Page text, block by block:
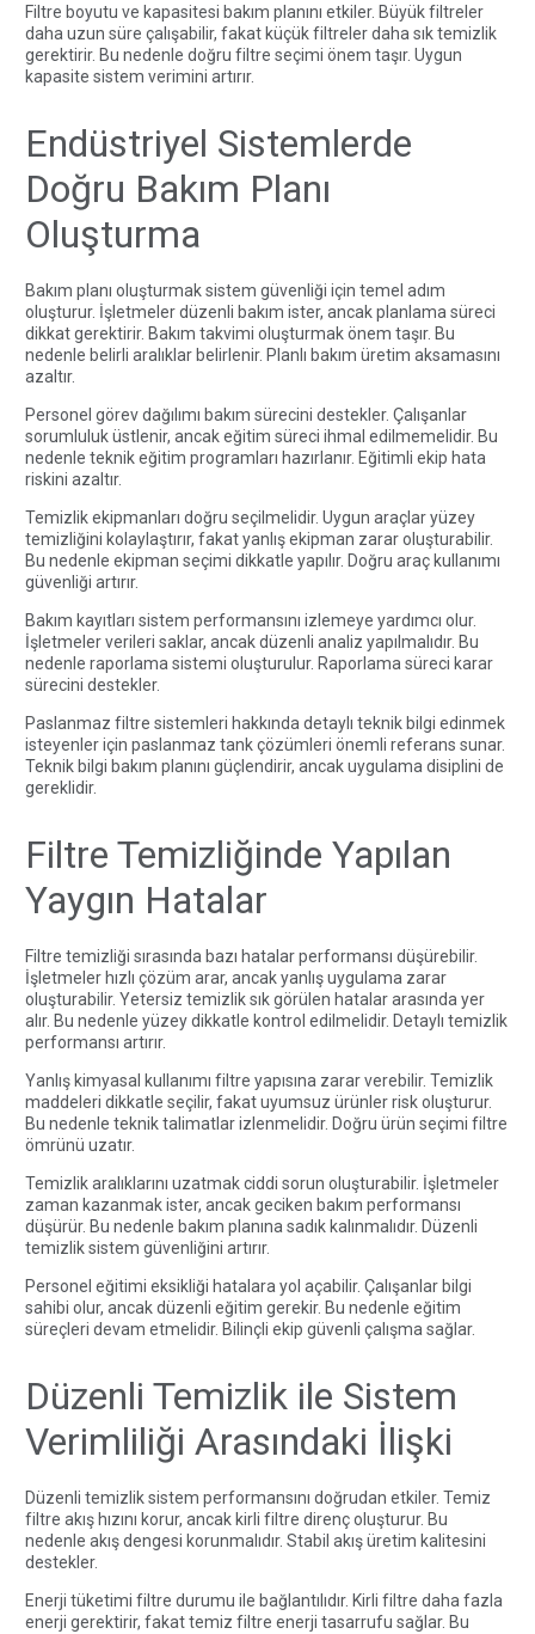
Filtre boyutu ve kapasitesi bakım planını etkiler. Büyük filtreler
daha uzun süre çalışabilir, fakat küçük filtreler daha sık temizlik
gerektirir. Bu nedenle doğru filtre seçimi önem taşır. Uygun
kapasite sistem verimini artırır.
Endüstriyel Sistemlerde
Doğru Bakım Planı
Oluşturma
Bakım planı oluşturmak sistem güvenliği için temel adım
oluşturur. İşletmeler düzenli bakım ister, ancak planlama süreci
dikkat gerektirir. Bakım takvimi oluşturmak önem taşır. Bu
nedenle belirli aralıklar belirlenir. Planlı bakım üretim aksamasını
azaltır.
Personel görev dağılımı bakım sürecini destekler. Çalışanlar
sorumluluk üstlenir, ancak eğitim süreci ihmal edilmemelidir. Bu
nedenle teknik eğitim programları hazırlanır. Eğitimli ekip hata
riskini azaltır.
Temizlik ekipmanları doğru seçilmelidir. Uygun araçlar yüzey
temizliğini kolaylaştırır, fakat yanlış ekipman zarar oluşturabilir.
Bu nedenle ekipman seçimi dikkatle yapılır. Doğru araç kullanımı
güvenliği artırır.
Bakım kayıtları sistem performansını izlemeye yardımcı olur.
İşletmeler verileri saklar, ancak düzenli analiz yapılmalıdır. Bu
nedenle raporlama sistemi oluşturulur. Raporlama süreci karar
sürecini destekler.
Paslanmaz filtre sistemleri hakkında detaylı teknik bilgi edinmek
isteyenler için paslanmaz tank çözümleri önemli referans sunar.
Teknik bilgi bakım planını güçlendirir, ancak uygulama disiplini de
gereklidir.
Filtre Temizliğinde Yapılan
Yaygın Hatalar
Filtre temizliği sırasında bazı hatalar performansı düşürebilir.
İşletmeler hızlı çözüm arar, ancak yanlış uygulama zarar
oluşturabilir. Yetersiz temizlik sık görülen hatalar arasında yer
alır. Bu nedenle yüzey dikkatle kontrol edilmelidir. Detaylı temizlik
performansı artırır.
Yanlış kimyasal kullanımı filtre yapısına zarar verebilir. Temizlik
maddeleri dikkatle seçilir, fakat uyumsuz ürünler risk oluşturur.
Bu nedenle teknik talimatlar izlenmelidir. Doğru ürün seçimi filtre
ömrünü uzatır.
Temizlik aralıklarını uzatmak ciddi sorun oluşturabilir. İşletmeler
zaman kazanmak ister, ancak geciken bakım performansı
düşürür. Bu nedenle bakım planına sadık kalınmalıdır. Düzenli
temizlik sistem güvenliğini artırır.
Personel eğitimi eksikliği hatalara yol açabilir. Çalışanlar bilgi
sahibi olur, ancak düzenli eğitim gerekir. Bu nedenle eğitim
süreçleri devam etmelidir. Bilinçli ekip güvenli çalışma sağlar.
Düzenli Temizlik ile Sistem
Verimliliği Arasındaki İlişki
Düzenli temizlik sistem performansını doğrudan etkiler. Temiz
filtre akış hızını korur, ancak kirli filtre direnç oluşturur. Bu
nedenle akış dengesi korunmalıdır. Stabil akış üretim kalitesini
destekler.
Enerji tüketimi filtre durumu ile bağlantılıdır. Kirli filtre daha fazla
enerji gerektirir, fakat temiz filtre enerji tasarrufu sağlar. Bu